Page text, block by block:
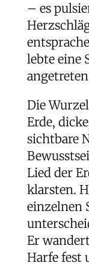
– es
lebte eine
Die
Erde,
sichtbare
Lied der
klarsten.
einzelnen
Er
Harfe fest